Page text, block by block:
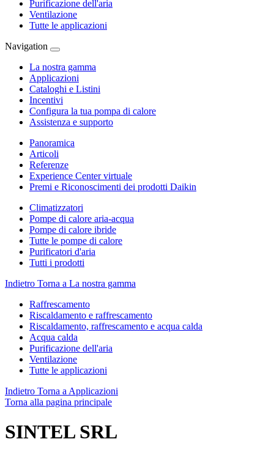
Purificazione dell'aria
Ventilazione
Tutte le applicazioni
Navigation
La nostra gamma
Applicazioni
Cataloghi e Listini
Incentivi
Configura la tua pompa di calore
Assistenza e supporto
Panoramica
Articoli
Referenze
Experience Center virtuale
Premi e Riconoscimenti dei prodotti Daikin
Climatizzatori
Pompe di calore aria-acqua
Pompe di calore ibride
Tutte le pompe di calore
Purificatori d'aria
Tutti i prodotti
Indietro Torna a La nostra gamma
Raffrescamento
Riscaldamento e raffrescamento
Riscaldamento, raffrescamento e acqua calda
Acqua calda
Purificazione dell'aria
Ventilazione
Tutte le applicazioni
Indietro Torna a Applicazioni
Torna alla pagina principale
SINTEL SRL